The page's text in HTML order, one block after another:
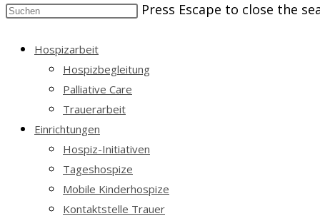
Press Escape to close the
Hospizarbeit
Hospizbegleitung
Palliative Care
Trauerarbeit
Einrichtungen
Hospiz-Initiativen
Tageshospize
Mobile Kinderhospize
Kontaktstelle Trauer